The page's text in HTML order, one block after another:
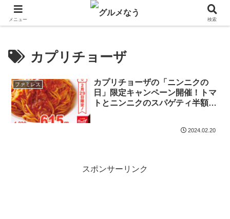
飲食店キャンペーン・食品飲料お菓子新発売のグルメニュース。
カプリチョーザ
ファミレス
カプリチョーザの「ニンニクの
日」限定キャンペーン開催！トマ
トとニンニクのスパゲティ半額！
2024.02.20
スポンサーリンク
メニュー 検索